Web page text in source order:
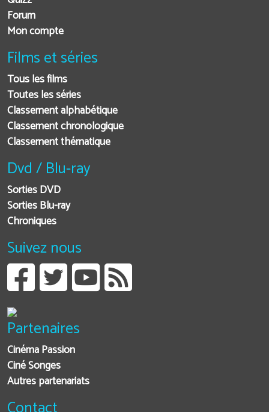
Forum
Mon compte
Films et séries
Tous les films
Toutes les séries
Classement alphabétique
Classement chronologique
Classement thématique
Dvd / Blu-ray
Sorties DVD
Sorties Blu-ray
Chroniques
Suivez nous
Partenaires
Cinéma Passion
Ciné Songes
Autres partenariats